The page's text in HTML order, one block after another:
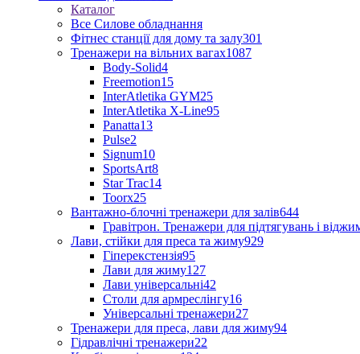
Каталог
Все Силове обладнання
Фітнес станції для дому та залу301
Тренажери на вільних вагах1087
Body-Solid4
Freemotion15
InterAtletika GYM25
InterAtletika X-Line95
Panatta13
Pulse2
Signum10
SportsArt8
Star Trac14
Toorx25
Вантажно-блочні тренажери для залів644
Гравітрон. Тренажери для підтягувань і
Лави, стійки для преса та жиму929
Гіперекстензія95
Лави для жиму127
Лави універсальні42
Столи для армреслінгу16
Універсальні тренажери27
Тренажери для преса, лави для жиму94
Гідравлічні тренажери22